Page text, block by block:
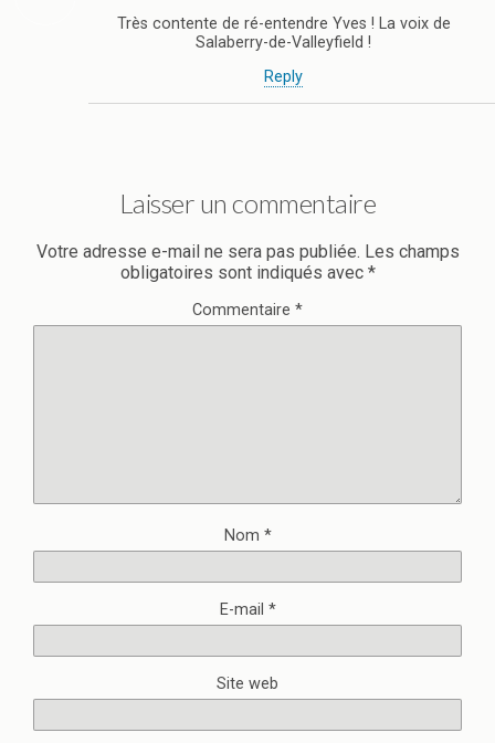
Très contente de ré-entendre Yves ! La voix de
Salaberry-de-Valleyfield !
Reply
Laisser un commentaire
Votre adresse e-mail ne sera pas publiée. Les champs
obligatoires sont indiqués avec *
Commentaire *
Nom *
E-mail *
Site web